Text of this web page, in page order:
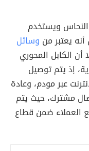
ويستخدم
أنه يعتبر من وسائل
أن الكابل المحوري
إذ يتم توصيل
عبر مودم، وعادة
مشترك، حيث يتم
العملاء ضمن قطاع